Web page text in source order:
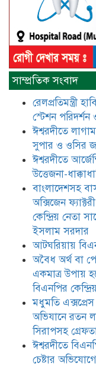
আহবান
সাবেক এমপি বীর
হস্তক্ষেপ কামনা
সাম্প্রতিক সংবাদ
রেলপ্রতিমন্ত্রী
স্টেশন
ঈশ্বরদীতে
সুপার ও ওসির
ঈশ্বরদীতে
উত্তেজনা-
বাংলাদেশসহ
অক্সিজেন
কেন্দ্রিয় নেতা
ইসলাম সরদার
আটঘরিয়ায়
​​অবৈধ অর্থ বা
একমাত্র উপায়
বিএনপির
মধুমতি এক্সপ্রেস
অভিযানে রতন
সিরাপসহ
ঈশ্বরদীতে
চেষ্টার